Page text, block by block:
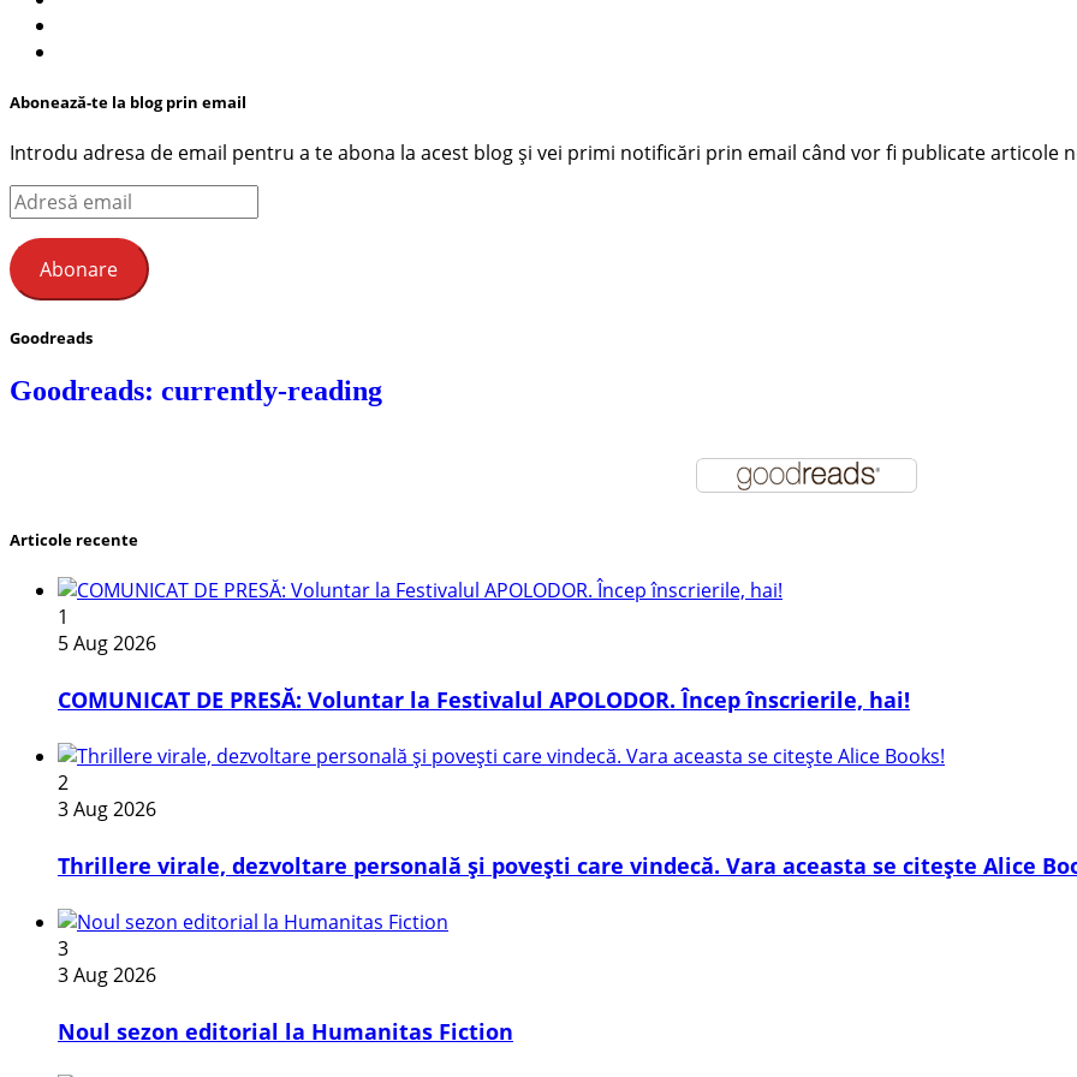
Abonează-te la blog prin email
Introdu adresa de email pentru a te abona la acest blog și vei primi notificări prin email când vor fi publicate articole
Adresă
email
Abonare
Goodreads
Goodreads: currently-reading
Articole recente
1
5 Aug 2026
COMUNICAT DE PRESĂ: Voluntar la Festivalul APOLODOR. Încep înscrierile, hai!
2
3 Aug 2026
Thrillere virale, dezvoltare personală și povești care vindecă. Vara aceasta se citește Alice
3
3 Aug 2026
​Noul sezon editorial la Humanitas Fiction